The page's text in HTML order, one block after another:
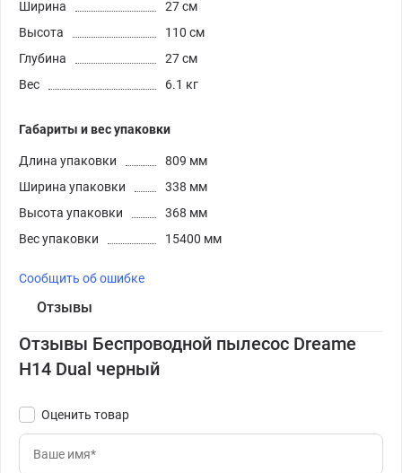
Ширина
27 см
Высота
110 см
Глубина
27 см
Вес
6.1 кг
Габариты и вес упаковки
Длина упаковки
809 мм
Ширина упаковки
338 мм
Высота упаковки
368 мм
Вес упаковки
15400 мм
Сообщить об ошибке
Отзывы
Отзывы Беспроводной пылесос Dreame
H14 Dual черный
Оценить товар